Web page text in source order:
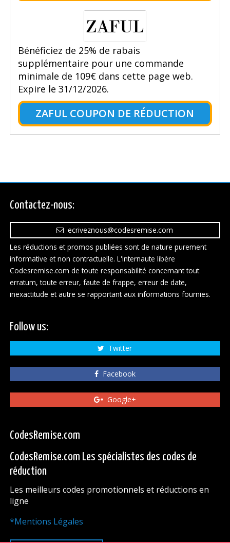
Bénéficiez de 25% de rabais
supplémentaire pour une commande
minimale de 109€ dans cette page web.
Expire le 31/12/2026.
ZAFUL COUPON DE RÉDUCTION
Contactez-nous:
ecriveznous@codesremise.com
Les réductions et promos publiées sont de nature purement
informative et non contractuelle. L'internaute libère
Codesremise.com de toute responsabilité concernant tout
erratum, toute erreur, faute de frappe, erreur de date,
inexactitude et autre se rapportant aux informations fournies.
Follow us:
Twitter
Facebook
Google+
CodesRemise.com
CodesRemise.com Les spécialistes des codes de
réduction
Les meilleurs codes promotionnels et réductions en
ligne
*Mentions Légales